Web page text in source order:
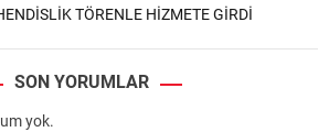
TÖRENLE HİZMETE GİRDİ
SON YORUMLAR
yok.